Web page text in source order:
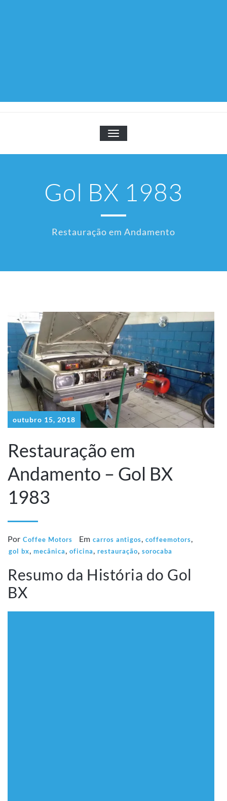
TOGGLE NAVIGATION
Gol BX 1983
Restauração em Andamento
outubro 15, 2018
Restauração em
Andamento – Gol BX
1983
Por Coffee Motors Em carros antigos, coffeemotors,
gol bx, mecânica, oficina, restauração, sorocaba
Resumo da História do Gol
BX